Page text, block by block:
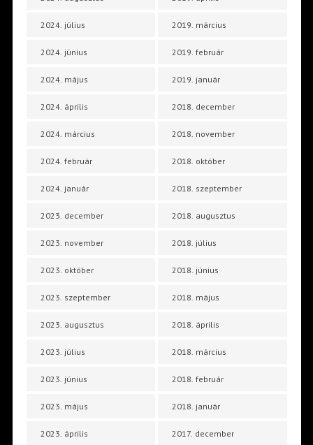
2024. július
2024. június
2024. május
2024. április
2024. március
2024. február
2024. január
2023. december
2023. november
2023. október
2023. szeptember
2023. augusztus
2023. július
2023. június
2023. május
2023. április
2019. március
2019. február
2019. január
2018. december
2018. november
2018. október
2018. szeptember
2018. augusztus
2018. július
2018. június
2018. május
2018. április
2018. március
2018. február
2018. január
2017. december